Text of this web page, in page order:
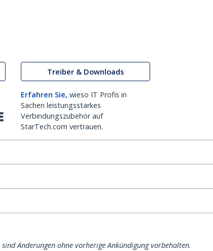
Treiber & Downloads
Erfahren Sie, wieso IT Profis in
Sachen leistungsstarkes
Verbindungszubehör auf
StarTech.com vertrauen.
Änderungen ohne vorherige Ankündigung vorbehalten.